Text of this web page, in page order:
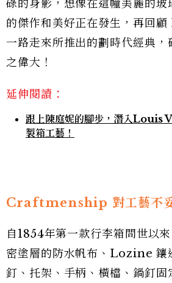
碌的身影，想像在這幢美麗的玻
的傑作和美好正在發生，再回
一路走來所推出的劃時代經典，
之偉大！
延伸閱讀：
跟上陳庭妮的腳步，潛入Louis
製箱工藝！
Craftmenship 對工藝不
自1854年第一款行李箱問世以
密塗層的防水帆布、Lozine 鑲
釘、托架、手柄、橫檔、鍋釘固